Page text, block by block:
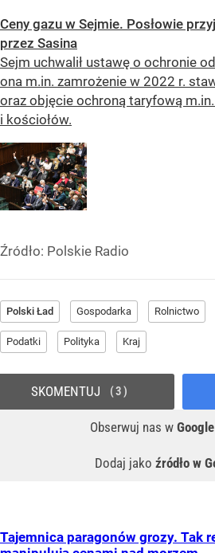
Ceny gazu w Sejmie. Posłowie
przez Sasina
Sejm uchwalił ustawę o ochronie
ona m.in. zamrożenie w 2022 r.
oraz objęcie ochroną taryfową
i kościołów.
Źródło: Polskie Radio
Polski Ład Gospodarka Rolnictwo
Podatki Polityka Kraj
Obserwuj nas w
Dodaj jako źródło w
SKOMENTUJ 3
Tajemnica paragonów grozy. Tak